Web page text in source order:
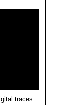
traces